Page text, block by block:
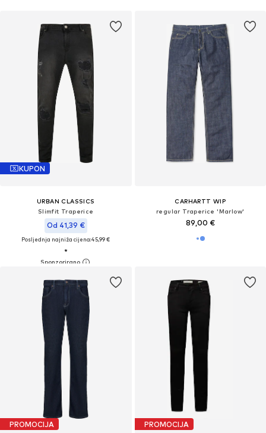
KUPON
URBAN CLASSICS
Slimfit Traperice
Od 41,39 €
Posljednja najniža cijena:45,99 €
CARHARTT WIP
regular Traperice 'Marlow'
89,00 €
PROMOCIJA PROMOCIJA